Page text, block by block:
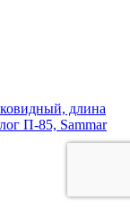
длина
П-85, Sammar